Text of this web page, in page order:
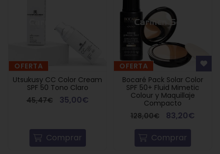
OFERTA
Utsukusy CC Color Cream
SPF 50 Tono Claro
45,47€
35,00€
Comprar
OFERTA
Bocaré Pack Solar Color
SPF 50+ Fluid Mimetic
Colour y Maquillaje
Compacto
128,00€
83,20€
Comprar